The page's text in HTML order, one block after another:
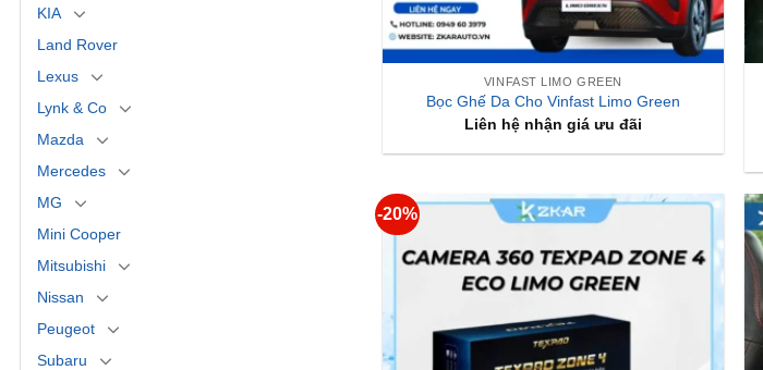
KIA
Land Rover
Lexus
Lynk & Co
Mazda
Mercedes
MG
Mini Cooper
Mitsubishi
Nissan
Peugeot
Subaru
VINFAST LIMO GREEN
Bọc Ghế Da Cho Vinfast Limo Green
Liên hệ nhận giá ưu đãi
-20%